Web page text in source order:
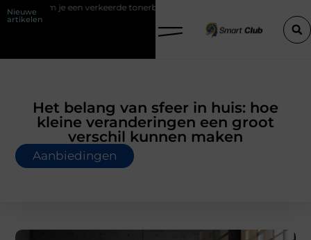
Nieuwe
artikelen
tonerbestelling bij HP printers
Het belang van sfeer in huis: hoe
kleine veranderingen een groot
verschil kunnen maken
Aanbiedingen